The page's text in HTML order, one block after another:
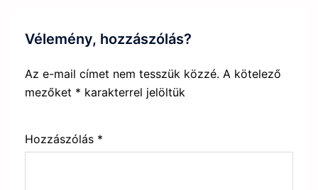
Vélemény, hozzászólás?
Az e-mail címet nem tesszük közzé. A kötelező
mezőket * karakterrel jelöltük
Hozzászólás *